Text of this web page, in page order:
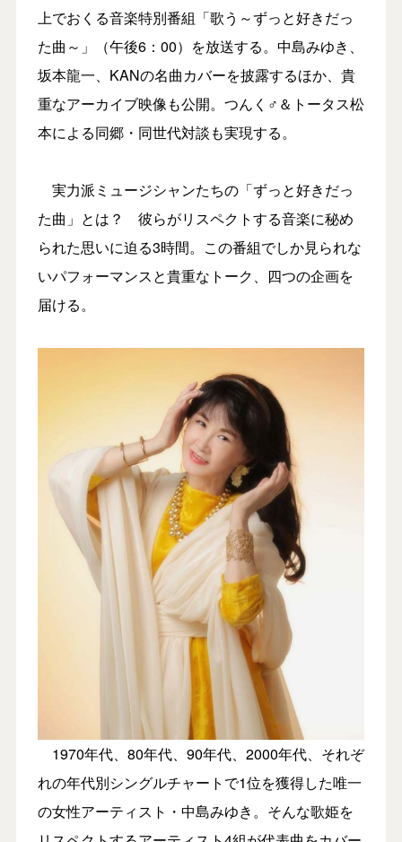
上でおくる音楽特別番組「歌う～ずっと好きだっ
た曲～」（午後6：00）を放送する。中島みゆき、
坂本龍一、KANの名曲カバーを披露するほか、貴
重なアーカイブ映像も公開。つんく♂＆トータス松
本による同郷・同世代対談も実現する。
実力派ミュージシャンたちの「ずっと好きだっ
た曲」とは？ 彼らがリスペクトする音楽に秘め
られた思いに迫る3時間。この番組でしか見られな
いパフォーマンスと貴重なトーク、四つの企画を
届ける。
1970年代、80年代、90年代、2000年代、それぞ
れの年代別シングルチャートで1位を獲得した唯一
の女性アーティスト・中島みゆき。そんな歌姫を